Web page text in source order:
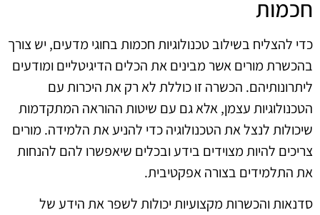
חכמות
כדי להצליח בשילוב טכנולוגיות חכמות בחוגי מדעים, יש צורך
בהכשרת מורים אשר מבינים את הכלים הדיגיטליים ומודעים
ליתרונותיהם. הכשרה זו כוללת לא רק את היכרות עם
הטכנולוגיות עצמן, אלא גם עם שיטות ההוראה המתקדמות
שיכולות לנצל את הטכנולוגיה כדי להניע את הלמידה. מורים
צריכים להיות מצוידים בידע ובכלים שיאפשרו להם להנחות
את התלמידים בצורה אפקטיבית.
סדנאות והכשרות מקצועיות יכולות לשפר את הידע של